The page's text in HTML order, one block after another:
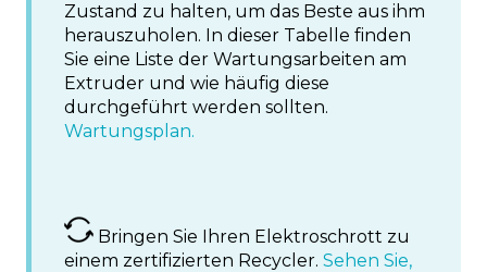
Zustand zu halten, um das Beste aus ihm
herauszuholen. In dieser Tabelle finden
Sie eine Liste der Wartungsarbeiten am
Extruder und wie häufig diese
durchgeführt werden sollten.
Wartungsplan.
Bringen Sie Ihren Elektroschrott zu
einem zertifizierten Recycler. Sehen Sie,